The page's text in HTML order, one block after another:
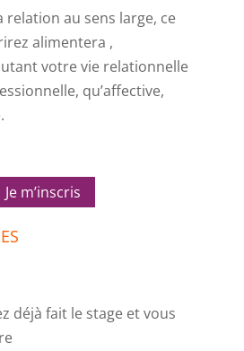
relation au sens large, ce
alimentera ,
votre vie relationnelle
qu’affective,
Je m’inscris
déjà fait le stage et vous